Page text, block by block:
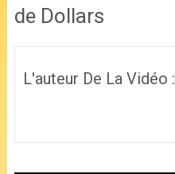
de Dollars
L'auteur De La Vidéo :